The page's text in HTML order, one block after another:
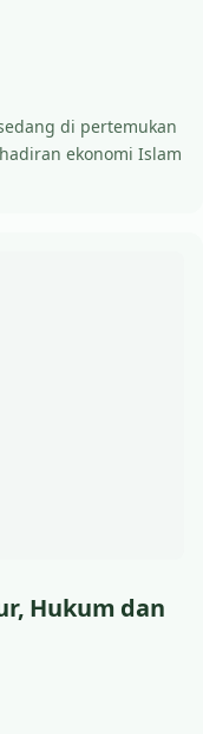
di pertemukan
ekonomi Islam
Hukum dan